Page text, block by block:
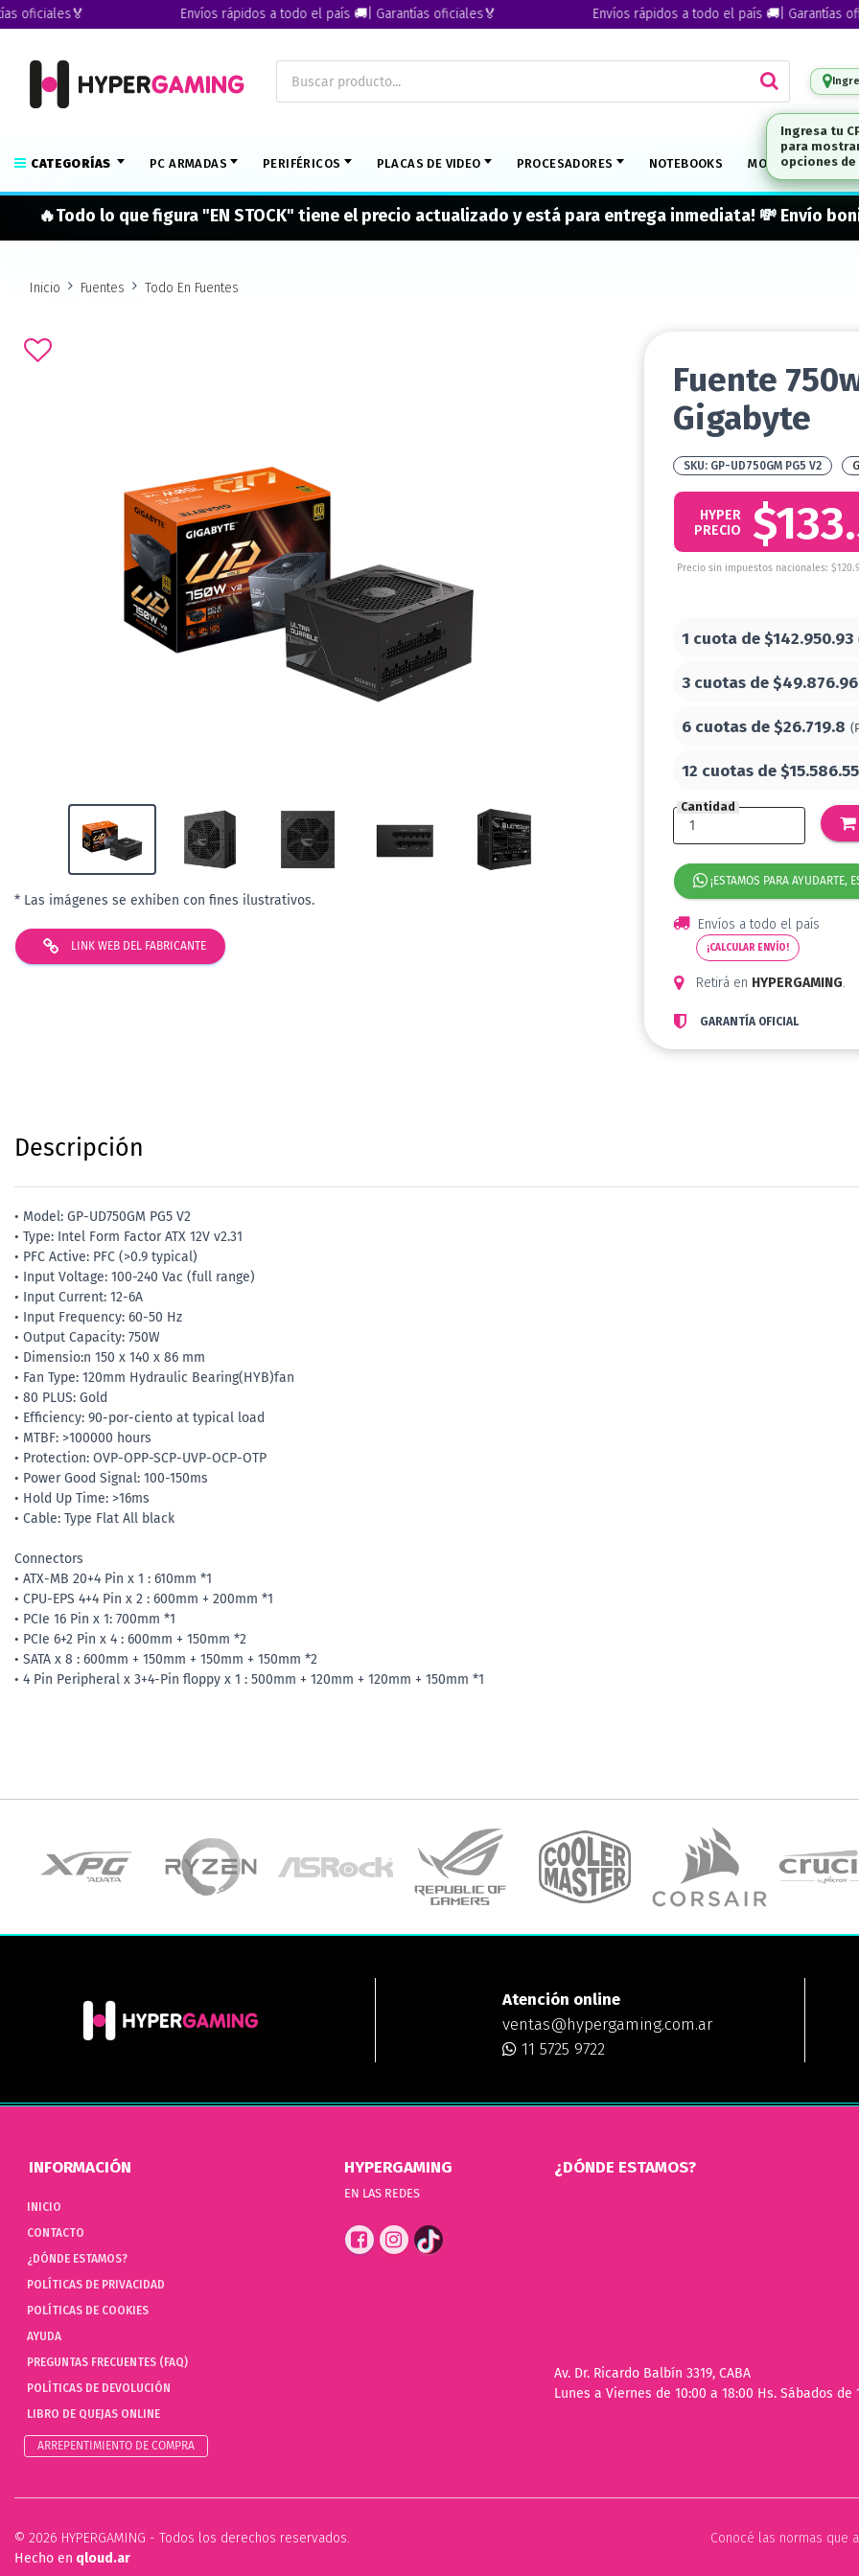
Envíos rápidos a todo el país 🚚| Garantías oficiales🏅 Envíos rápidos a todo el país 🚚| Garantías
CATEGORÍAS PC ARMADAS PERIFÉRICOS PLACAS DE VIDEO PROCESADORES NOTEBOOKS MONITORES
🔥Todo lo que figura "EN STOCK" tiene el precio actualizado y está para entrega inmediata! 💸 Envío
Inicio Fuentes Todo En Fuentes
* Las imágenes se exhiben con fines ilustrativos.
LINK WEB DEL FABRICANTE
Fuente
Gigabyte
GP-UD750GM PG5 V2
HYPER
PRECIO
Precio sin impuestos nacionales:
1 cuota de$142.950.93
3 cuotas de$49.876.96
6 cuotas de$26.719.8
12 cuotas de$15.586.55
Cantidad
¡ESTAMOS PARA AYUDARTE,
Envíos a todo el país
¡CALCULAR ENVÍO!
Retirá en HYPERGAMING.
GARANTÍA OFICIAL
Descripción
• Model: GP-UD750GM PG5 V2
• Type: Intel Form Factor ATX 12V v2.31
• PFC Active: PFC (>0.9 typical)
• Input Voltage: 100-240 Vac (full range)
• Input Current: 12-6A
• Input Frequency: 60-50 Hz
• Output Capacity: 750W
• Dimensio:n 150 x 140 x 86 mm
• Fan Type: 120mm Hydraulic Bearing(HYB)fan
• 80 PLUS: Gold
• Efficiency: 90-por-ciento at typical load
• MTBF: >100000 hours
• Protection: OVP-OPP-SCP-UVP-OCP-OTP
• Power Good Signal: 100-150ms
• Hold Up Time: >16ms
• Cable: Type Flat All black
Connectors
• ATX-MB 20+4 Pin x 1 : 610mm *1
• CPU-EPS 4+4 Pin x 2 : 600mm + 200mm *1
• PCIe 16 Pin x 1: 700mm *1
• PCIe 6+2 Pin x 4 : 600mm + 150mm *2
• SATA x 8 : 600mm + 150mm + 150mm + 150mm *2
• 4 Pin Peripheral x 3+4-Pin floppy x 1 : 500mm + 120mm + 120mm + 150mm *1
Atención online
ventas@hypergaming.com.ar
11 5725 9722
INFORMACIÓN
INICIO
CONTACTO
¿DÓNDE ESTAMOS?
POLÍTICAS DE PRIVACIDAD
POLÍTICAS DE COOKIES
AYUDA
PREGUNTAS FRECUENTES (FAQ)
POLÍTICAS DE DEVOLUCIÓN
LIBRO DE QUEJAS ONLINE
ARREPENTIMIENTO DE COMPRA
HYPERGAMING
EN LAS REDES
¿DÓNDE ESTAMOS?
Av. Dr. Ricardo Balbín 3319, CABA
Lunes a Viernes de 10:00 a 18:00 Hs. Sábados de
© 2026 HYPERGAMING - Todos los derechos reservados.
Hecho en qloud.ar
Conocé las normas que